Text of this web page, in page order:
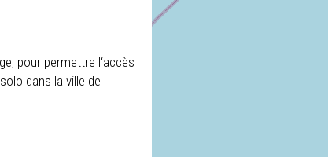
pour permettre l‘accès
dans la ville de